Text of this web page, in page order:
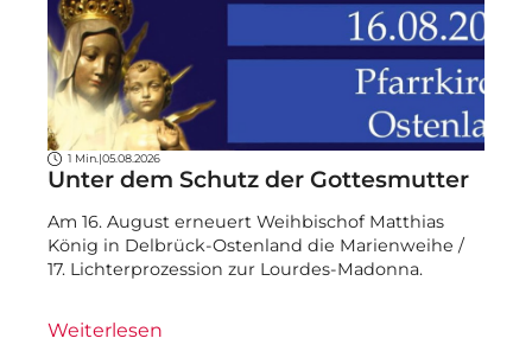
1 Min. |05.08.2026
Unter dem Schutz der Gottesmutter
Am 16. August erneuert Weihbischof Matthias
König in Delbrück-Ostenland die Marienweihe /
17. Lichterprozession zur Lourdes-Madonna.
Weiterlesen